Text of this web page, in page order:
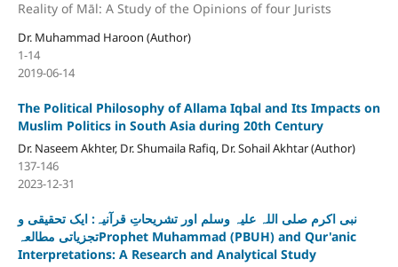
Reality of Māl: A Study of the Opinions of four Jurists
Dr. Muhammad Haroon (Author)
1-14
2019-06-14
The Political Philosophy of Allama Iqbal and Its Impacts on
Muslim Politics in South Asia during 20th Century
Dr. Naseem Akhter, Dr. Shumaila Rafiq, Dr. Sohail Akhtar (Author)
137-146
2023-12-31
نبی اکرم صلی اللہ علیہ وسلم اور تشریحاتِ قرآنیہ: ایک تحقیقی و
تجزیاتی مطالعہProphet Muhammad (PBUH) and Qur'anic
Interpretations: A Research and Analytical Study